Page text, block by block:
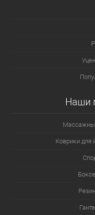
Наши
Коврики для